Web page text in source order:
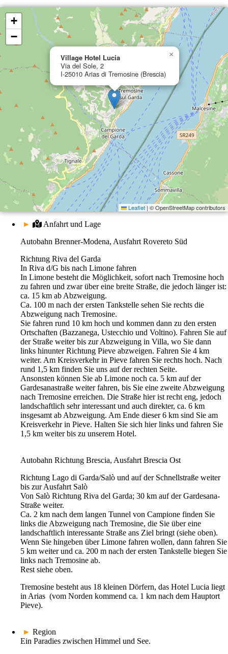
Village Hotel Lucia
Via del Sole, 2
I-25010 Arias di Tremosine (Brescia)
×
+
−
Leaflet|© OpenStreetMap contributors
►
Anfahrt und Lage
Autobahn Brenner-Modena, Ausfahrt Rovereto Süd
Richtung Riva del Garda
In Riva d/G bis nach Limone fahren
In Limone besteht die Möglichkeit, sofort nach Tremosine hoch
zu fahren und zwar über eine breite Straße, die jedoch länger ist:
ca. 15 km ab Abzweigung.
Ca. 100 m nach der ersten Tankstelle sehen Sie rechts die
Abzweigung nach Tremosine.
Sie fahren rund 10 km hoch und kommen dann zu den ersten
Ortschaften (Bazzanega, Ustecchio und Voltino). Fahren Sie auf
der Straße weiter bis zur Abzweigung in Villa, wo Sie dann
links hinunter Richtung Pieve abzweigen. Fahren Sie 4 km
weiter. Am Kreisverkehr in Pieve fahren Sie rechts hoch. Nach
rund 1,5 km finden Sie uns auf der rechten Seite.
Ansonsten können Sie ab Limone noch ca. 5 km auf der
Gardesanastraße weiter fahren, bis Sie eine zweite Abzweigung
nach Tremosine erreichen. Die Straße hier ist recht eng, jedoch
landschaftlich sehr interessant und auch direkter, ca. 6 km
insgesamt ab Abzweigung. Am Ende dieser 6 km sind Sie am
Kreisverkehr in Pieve. Halten Sie sich hier links und fahren Sie
1,5 km weiter bis zu unserem Hotel.
Autobahn Richtung Brescia, Ausfahrt Brescia Ost
Richtung Lago di Garda/Salò und auf der Schnellstraße weiter
bis zur Ausfahrt Salò
Von Salò Richtung Riva del Garda; 30 km auf der Gardesana-
Straße weiter.
Ca. 2 km nach dem langen Tunnel von Campione finden Sie
links die Abzweigung nach Tremosine, die Sie über eine
landschaftlich interessante Straße ans Ziel bringt (siehe oben).
Wenn Sie hingeben über Limone fahren wollen, dann fahren Sie
5 km weiter und ca. 200 m nach der ersten Tankstelle biegen Sie
links nach Tremosine ab.
Rest siehe oben.
Tremosine besteht aus 18 kleinen Dörfern, das Hotel Lucia liegt
in Arias (vom Norden kommend ca. 1 km nach dem Hauptort
Pieve).
► Region
Ein Paradies zwischen Himmel und See.